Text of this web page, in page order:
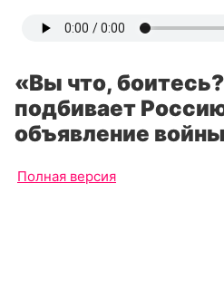
«Вы что,
подбивает
объявление
Полная версия